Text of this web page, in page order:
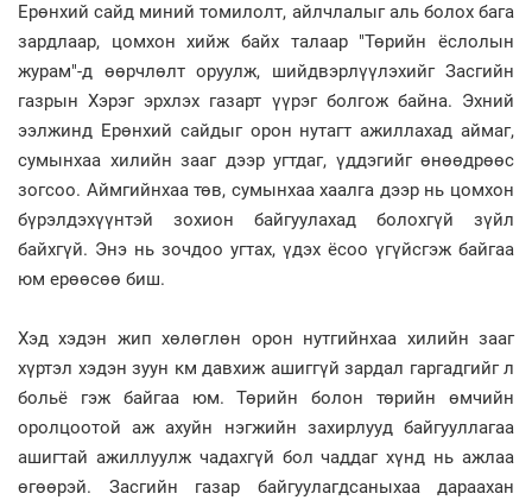
Ерөнхий сайд миний томилолт, айлчлалыг аль болох бага
зардлаар, цомхон хийж байх талаар "Төрийн ёслолын
журам"-д өөрчлөлт оруулж, шийдвэрлүүлэхийг Засгийн
газрын Хэрэг эрхлэх газарт үүрэг болгож байна. Эхний
ээлжинд Ерөнхий сайдыг орон нутагт ажиллахад аймаг,
сумынхаа хилийн зааг дээр угтдаг, үддэгийг өнөөдрөөс
зогсоо. Аймгийнхаа төв, сумынхаа хаалга дээр нь цомхон
бүрэлдэхүүнтэй зохион байгуулахад болохгүй зүйл
байхгүй. Энэ нь зочдоо угтах, үдэх ёсоо үгүйсгэж байгаа
юм ерөөсөө биш.
Хэд хэдэн жип хөлөглөн орон нутгийнхаа хилийн зааг
хүртэл хэдэн зуун км давхиж ашиггүй зардал гаргадгийг л
больё гэж байгаа юм. Төрийн болон төрийн өмчийн
оролцоотой аж ахуйн нэгжийн захирлууд байгууллагаа
ашигтай ажиллуулж чадахгүй бол чаддаг хүнд нь ажлаа
өгөөрэй. Засгийн газар байгуулагдсаныхаа дараахан